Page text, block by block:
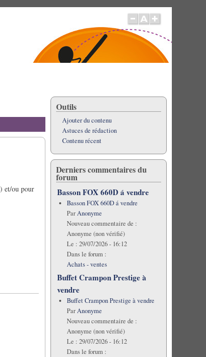
et/ou pour
Outils
Ajouter du contenu
Astuces de rédaction
Contenu récent
Derniers commentaires du
forum
Basson FOX 660D á vendre
Basson FOX 660D á vendre
ParAnonyme
Nouveau commentaire de :
Anonyme (non vérifié)
Le : 29/07/2026 - 16:12
Dans le forum :
Achats - ventes
Buffet Crampon Prestige à
vendre
Buffet Crampon Prestige à vendre
ParAnonyme
Nouveau commentaire de :
Anonyme (non vérifié)
Le : 29/07/2026 - 16:12
Dans le forum :